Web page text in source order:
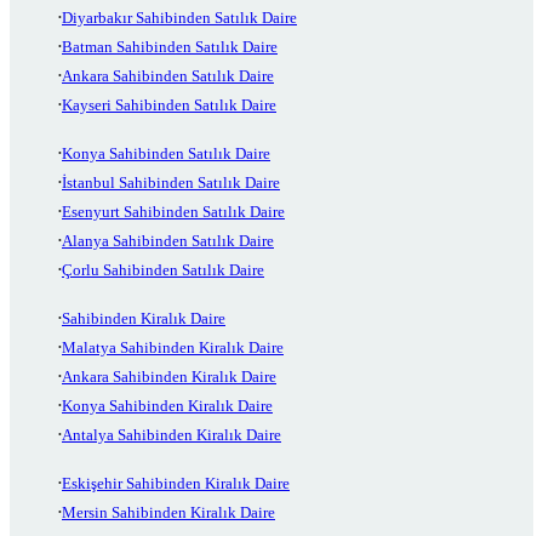
Diyarbakır Sahibinden Satılık Daire
Batman Sahibinden Satılık Daire
Ankara Sahibinden Satılık Daire
Kayseri Sahibinden Satılık Daire
Konya Sahibinden Satılık Daire
İstanbul Sahibinden Satılık Daire
Esenyurt Sahibinden Satılık Daire
Alanya Sahibinden Satılık Daire
Çorlu Sahibinden Satılık Daire
Sahibinden Kiralık Daire
Malatya Sahibinden Kiralık Daire
Ankara Sahibinden Kiralık Daire
Konya Sahibinden Kiralık Daire
Antalya Sahibinden Kiralık Daire
Eskişehir Sahibinden Kiralık Daire
Mersin Sahibinden Kiralık Daire